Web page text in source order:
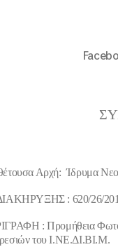
Αρχή: Ίδρυμα
: 620/26/
: Προμήθεια
του Ι.ΝΕ.ΔΙ.ΒΙ.Μ.